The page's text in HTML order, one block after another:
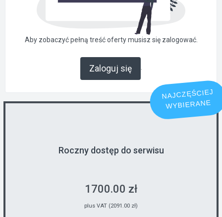
Aby zobaczyć pełną treść oferty musisz się zalogować.
Zaloguj się .
NAJCZĘŚCIEJ
WYBIERANE
Roczny dostęp do serwisu
1700.00 zł
plus VAT (2091.00 zł)